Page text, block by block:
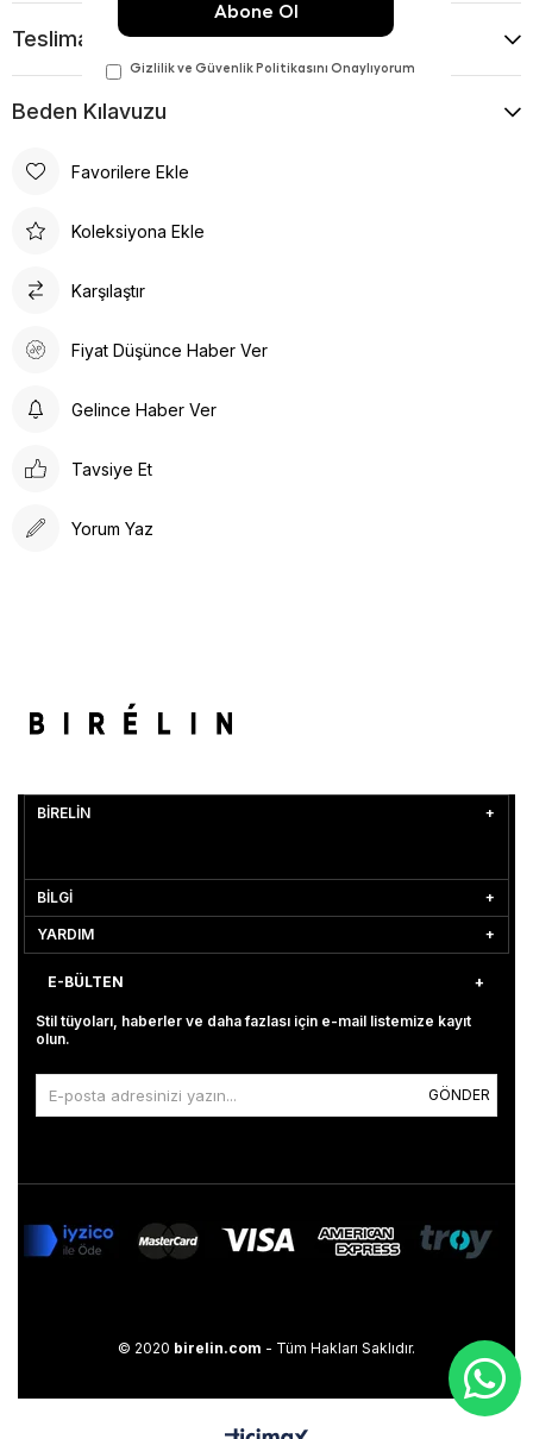
Teslimat Ve İade Koşulları
Beden Kılavuzu
Favorilere Ekle
Koleksiyona Ekle
Karşılaştır
Fiyat Düşünce Haber Ver
Gelince Haber Ver
Tavsiye Et
Yorum Yaz
BİRELİN
BİLGİ
YARDIM
E-BÜLTEN
Stil tüyoları, haberler ve daha fazlası için e-mail listemize kayıt
olun.
GÖNDER
© 2020 birelin.com - Tüm Hakları Saklıdır.